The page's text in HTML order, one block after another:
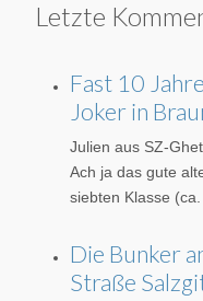
Letzte
Fast 10
Joker in
Julien aus SZ-
Ach ja das gute
siebten Klasse
Die Bunker
Straße